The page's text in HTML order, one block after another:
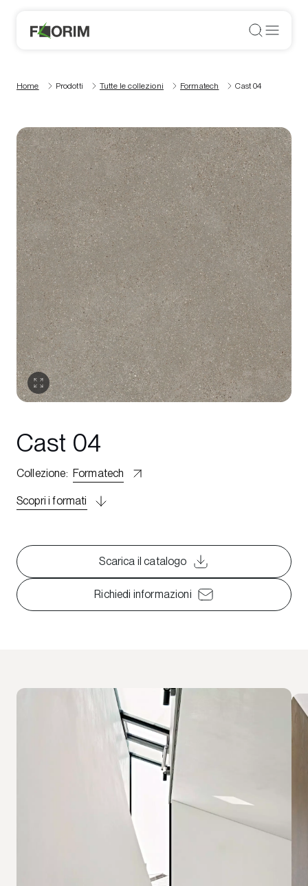
Home Prodotti Tutte le collezioni Formatech Cast 04
Cast 04
Collezione: Formatech
Scopri i formati
Scarica il catalogo
Richiedi informazioni